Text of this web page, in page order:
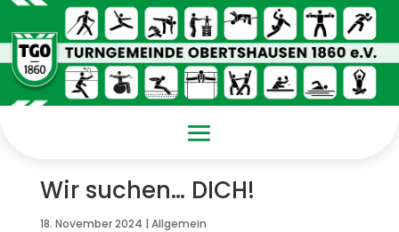
Wir suchen… DICH!
18. November 2024 | Allgemein